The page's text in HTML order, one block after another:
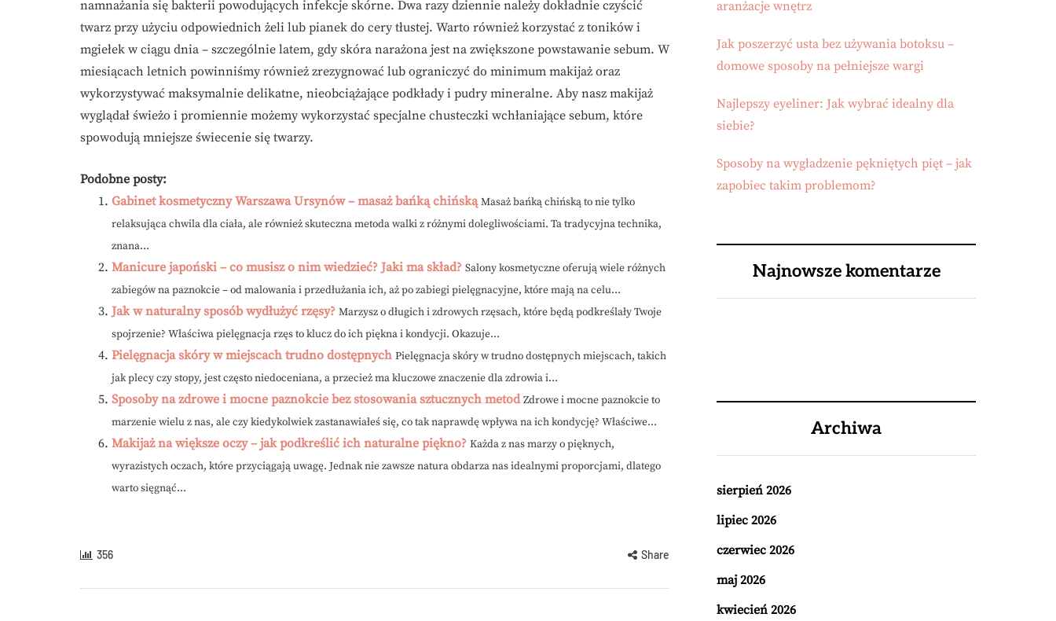
namnażania się bakterii powodujących infekcje skórne. Dwa razy dziennie należy dokładnie czyścić
twarz przy użyciu odpowiednich żeli lub pianek do cery tłustej. Warto również korzystać z toników i
mgiełek w ciągu dnia – szczególnie latem, gdy skóra narażona jest na zwiększone powstawanie sebum. W
miesiącach letnich powinniśmy również zrezygnować lub ograniczyć do minimum makijaż oraz
wykorzystywać maksymalnie delikatne, nieobciążające podkłady i pudry mineralne. Aby nasz makijaż
wyglądał świeżo i promiennie możemy wykorzystać specjalne chusteczki wchłaniające sebum, które
spowodują mniejsze świecenie się twarzy.
Podobne posty:
Gabinet kosmetyczny Warszawa Ursynów – masaż bańką chińską Masaż bańką chińską to nie tylko
relaksująca chwila dla ciała, ale również skuteczna metoda walki z różnymi dolegliwościami. Ta tradycyjna technika,
znana...
Manicure japoński – co musisz o nim wiedzieć? Jaki ma skład? Salony kosmetyczne oferują wiele różnych
zabiegów na paznokcie – od malowania i przedłużania ich, aż po zabiegi pielęgnacyjne, które mają na celu...
Jak w naturalny sposób wydłużyć rzęsy? Marzysz o długich i zdrowych rzęsach, które będą podkreślały Twoje
spojrzenie? Właściwa pielęgnacja rzęs to klucz do ich piękna i kondycji. Okazuje...
Pielęgnacja skóry w miejscach trudno dostępnych Pielęgnacja skóry w trudno dostępnych miejscach, takich
jak plecy czy stopy, jest często niedoceniana, a przecież ma kluczowe znaczenie dla zdrowia i...
Sposoby na zdrowe i mocne paznokcie bez stosowania sztucznych metod Zdrowe i mocne paznokcie to
marzenie wielu z nas, ale czy kiedykolwiek zastanawiałeś się, co tak naprawdę wpływa na ich kondycję? Właściwe...
Makijaż na większe oczy – jak podkreślić ich naturalne piękno? Każda z nas marzy o pięknych,
wyrazistych oczach, które przyciągają uwagę. Jednak nie zawsze natura obdarza nas idealnymi proporcjami, dlatego
warto sięgnąć...
356 Share
aranżacje wnętrz
Jak poszerzyć usta bez używania botoksu –
domowe sposoby na pełniejsze wargi
Najlepszy eyeliner: Jak wybrać idealny dla
siebie?
Sposoby na wygładzenie pękniętych pięt – jak
zapobiec takim problemom?
Najnowsze komentarze
Archiwa
sierpień 2026
lipiec 2026
czerwiec 2026
maj 2026
kwiecień 2026